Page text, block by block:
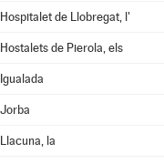
Hospitalet de Llobregat, l'
Hostalets de Pierola, els
Igualada
Jorba
Llacuna, la